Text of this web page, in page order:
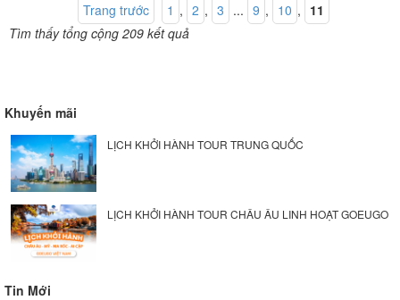
Trang trước 1 , 2 , 3 ... 9 , 10 , 11
Tìm thấy tổng cộng 209 kết quả
Khuyến mãi
LỊCH KHỞI HÀNH TOUR TRUNG QUỐC
LỊCH KHỞI HÀNH TOUR CHÂU ÂU LINH HOẠT GOEUGO
Tin Mới